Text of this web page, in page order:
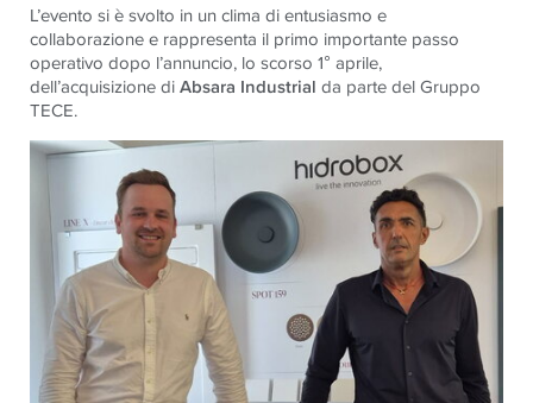
L’evento si è svolto in un clima di entusiasmo e
collaborazione e rappresenta il primo importante passo
operativo dopo l’annuncio, lo scorso 1° aprile,
dell’acquisizione diAbsara Industrial da parte del Gruppo
TECE.